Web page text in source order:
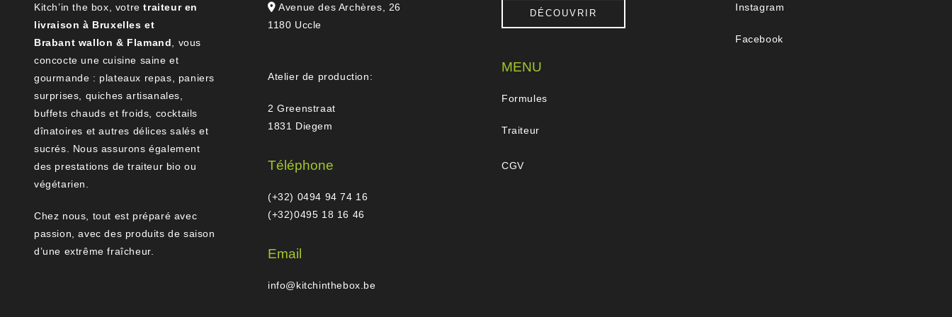
Kitch’in the box, votretraiteur en
livraison à Bruxelles et
Brabant wallon & Flamand , vous
concocte une cuisine saine et
gourmande : plateaux repas, paniers
surprises, quiches artisanales,
buffets chauds et froids, cocktails
dînatoires et autres délices salés et
sucrés. Nous assurons également
des prestations de traiteur bio ou
végétarien.
Chez nous, tout est préparé avec
passion, avec des produits de saison
d’une extrême fraîcheur.
Avenue des Archères, 26
1180 Uccle
Atelier de production:
2 Greenstraat
1831 Diegem
Téléphone
(+32) 0494 94 74 16
(+32)0495 18 16 46
Email
info@kitchinthebox.be
DÉCOUVRIR
MENU
Formules
Traiteur
CGV
Instagram
Facebook